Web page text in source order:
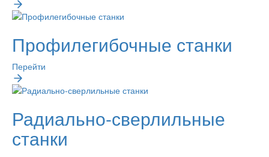
Профилегибочные станки
Перейти
Радиально-сверлильные
станки